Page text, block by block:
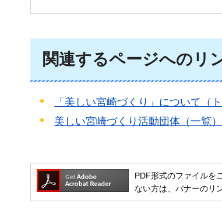
関連するページへのリ
「美しい宮崎づくり」について（
美しい宮崎づくり活動団体（一覧）
PDF形式のファイルを
ない方は、バナーのリ